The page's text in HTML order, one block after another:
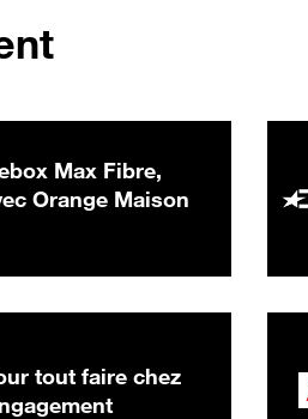
Max Fibre,
€ par mois
Orange Maison
tout faire chez